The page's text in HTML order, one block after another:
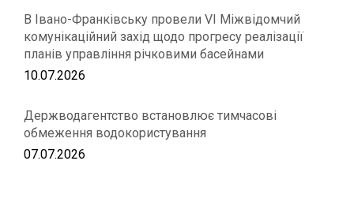
В Івано-Франківську провели VІ Міжвідомчий
комунікаційний захід щодо прогресу реалізації
планів управління річковими басейнами
10.07.2026
Держводагентство встановлює тимчасові
обмеження водокористування
07.07.2026